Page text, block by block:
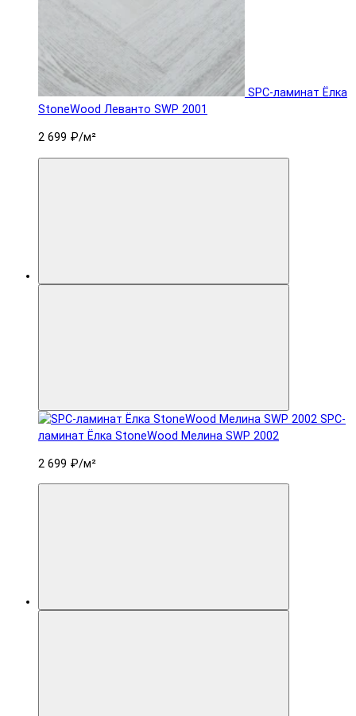
SPC-ламинат Ëлка
StoneWood Леванто SWP 2001
2 699 ₽/м²
SPC-
ламинат Ëлка StoneWood Мелина SWP 2002
2 699 ₽/м²